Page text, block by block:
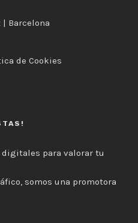
Barcelona
de Cookies
para valorar tu
somos una promotora